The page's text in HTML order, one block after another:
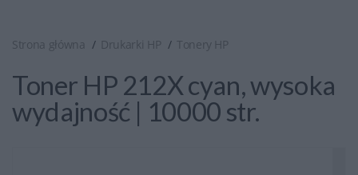
Strona główna Drukarki HP Tonery HP
Toner HP 212X cyan, wysoka
wydajność | 10000 str.